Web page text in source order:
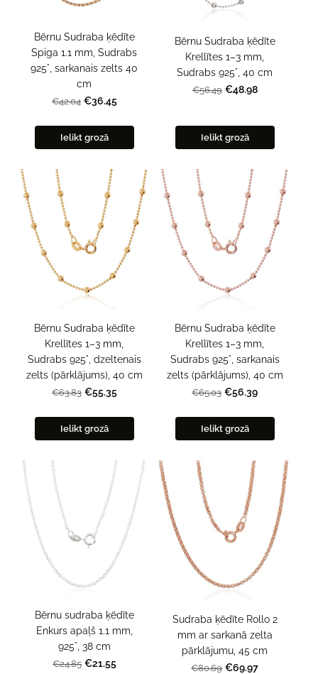
Bērnu Sudraba ķēdīte
Spiga 1.1 mm, Sudrabs
925°, sarkanais zelts 40
cm
€42.04 €36.45
Ielikt grozā
Bērnu Sudraba ķēdīte
Krellītes 1–3 mm,
Sudrabs 925°, 40 cm
€56.49 €48.98
Ielikt grozā
Bērnu Sudraba ķēdīte
Krellītes 1–3 mm,
Sudrabs 925°, dzeltenais
zelts (pārklājums), 40 cm
€63.83 €55.35
Ielikt grozā
Bērnu Sudraba ķēdīte
Krellītes 1–3 mm,
Sudrabs 925°, sarkanais
zelts (pārklājums), 40 cm
€65.03 €56.39
Ielikt grozā
Bērnu sudraba ķēdīte
Enkurs apaļš 1.1 mm,
925°, 38 cm
€24.85 €21.55
Sudraba ķēdīte Rollo 2
mm ar sarkanā zelta
pārklājumu, 45 cm
€80.69 €69.97